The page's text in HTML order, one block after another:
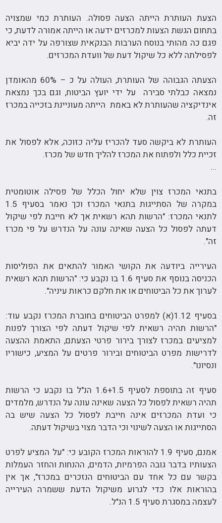
הצעת העותרת הייתה הצעה פסולה. העותרת כמי שמצויה
בתחום הגשת הצעות למכרזים ידעה או הייתה אמורה לדעת, כי
פגם כה מהותי בנוסח הערבות הבנקאית שצורפה על ידה יביא
לפסילתה ללא כל שיקול דעת של וועדת המכרזים.
הצעתה הגבוהה של העותרת, העולה על כ – 60% מהאומדן
נמצאה כבלתי סבירה על ידי יועץ הביטוח, וגם בכך נמצאת
אינדיקציה שהעותרת לא באמת הייתה מעוניינת בזכייה במכרז
זה.
העותרת לא ביקשה סעד להכריז עליה כזוכה, אלא לפסול את
זכיית כלל ולפתוח את המכרז להליך חדש של מכרז.
...
בתנאי המכרז צוין שלא יחול הכלל של פסילה אוטומטית
במקרה של הסתייגות בתנאי המכרז וכך נאמר בסעיף 1.5
לתנאי המכרז: "הרשות תהא רשאית אך לא חייבת לפי שיקול
דעתה לפסול כל הצעה שאינה עונה על הנדרש על פי מכרז
זה".
העירייה ביודעה את הקושי האמור להתאים את הפוליסות
הכניסה בנוסף את סעיף 1.6 בו נקבע כי: "הרשות תהא רשאית
לערוך את כל הביטוחים או את חלקם כראות עיניה".
בסעיף 1.12(א) למפרט הביטוחים בחוברת המכרז נקבע עוד:
"הרשות תהיה רשאית לפי שיקול דעתה לפי הצורך לפנות
למציעים במכרז לצורך בירור פרטי הצעתם, התאמת ההצעה
לדרישות מפרט הביטוחים ובירור פרטים על המציע, כישוריו
ונסיונו".
סעיף זה בתוספת לסעיף 1.6+1.5 הנ"ל בו נקבע כי הרשות
תהיה רשאית לפסול כל הצעה שאינה עונה על הנדרש, מלמדים
כי ועדת המכרזים אינה חייבת לפסול כל הצעה שיש בה
הסתייגות או הצעה לשינוי וכי הדבר מצוי בשיקול דעתה.
אמנם, סעיף 1.9 להוראות המכרז הקובע כי: "על המציע לפרט
הצעותיו בדבר גובה הפרמיות, הדמים, ההנחות והחזר העמלות
בקשר עם כל אחד עם הביטוחים הנזכרים במכרז", אך אין
בהוראות אלו כדי לגרוע משיקול הדעת ששמרה העירייה
לעצמה במסגרת סעיף 1.5 הנ"ל.